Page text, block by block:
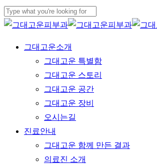
Skip
to
content
Close
Menu
그대고운소개
그대고운 특별함
그대고운 스토리
그대고운 공간
그대고운 장비
오시는길
진료안내
그대고운 함께 만든 결과
의료진 소개